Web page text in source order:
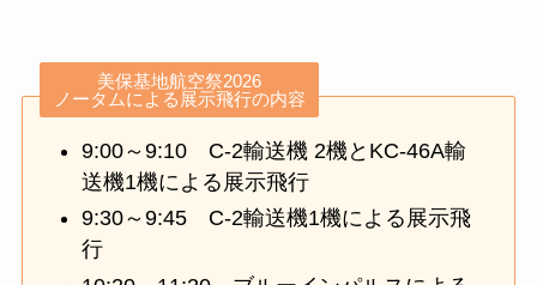
美保基地航空祭2026
ノータムによる展示飛行の内容
9:00～9:10 C-2輸送機 2機とKC-46A輸
送機1機による展示飛行
9:30～9:45 C-2輸送機1機による展示飛
行